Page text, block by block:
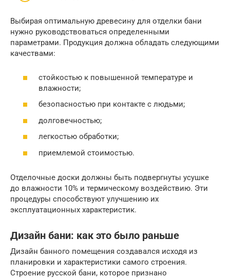
Выбирая оптимальную древесину для отделки бани
нужно руководствоваться определенными
параметрами. Продукция должна обладать следующими
качествами:
стойкостью к повышенной температуре и
влажности;
безопасностью при контакте с людьми;
долговечностью;
легкостью обработки;
приемлемой стоимостью.
Отделочные доски должны быть подвергнуты усушке
до влажности 10% и термическому воздействию. Эти
процедуры способствуют улучшению их
эксплуатационных характеристик.
Дизайн бани: как это было раньше
Дизайн банного помещения создавался исходя из
планировки и характеристики самого строения.
Строение русской бани, которое признано